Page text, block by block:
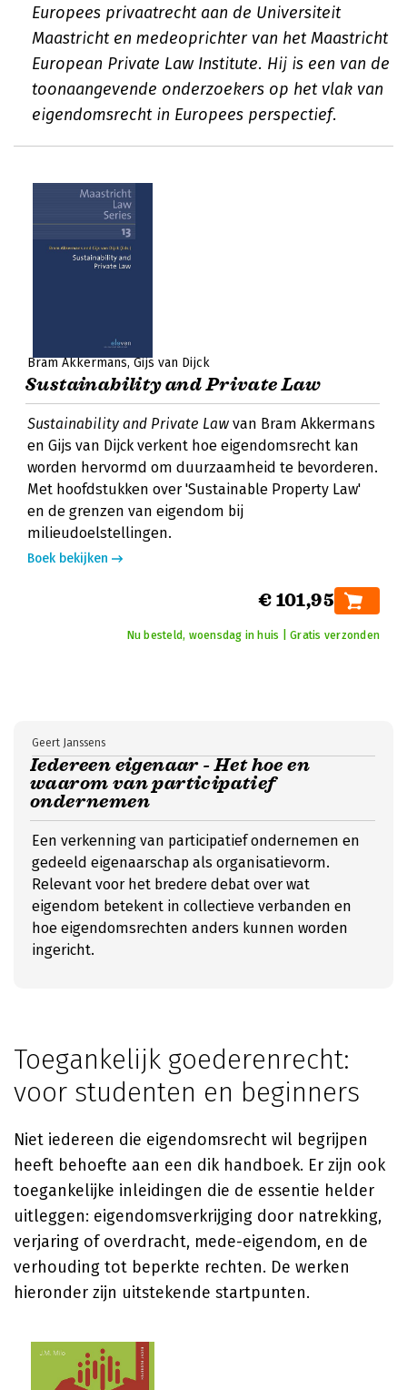
Europees privaatrecht aan de Universiteit
Maastricht en medeoprichter van het Maastricht
European Private Law Institute. Hij is een van de
toonaangevende onderzoekers op het vlak van
eigendomsrecht in Europees perspectief.
Bram Akkermans Gijs van Dijck
Sustainability and Private Law
Sustainability and Private Law van Bram Akkermans
en Gijs van Dijck verkent hoe eigendomsrecht kan
worden hervormd om duurzaamheid te bevorderen.
Met hoofdstukken over 'Sustainable Property Law'
en de grenzen van eigendom bij
milieudoelstellingen.
Boek bekijken
€ 101,95
Nu besteld, woensdag in huis | Gratis verzonden
Iedereen eigenaar - Het hoe en
waarom van participatief
ondernemen
Geert Janssens
Een verkenning van participatief ondernemen en
gedeeld eigenaarschap als organisatievorm.
Relevant voor het bredere debat over wat
eigendom betekent in collectieve verbanden en
hoe eigendomsrechten anders kunnen worden
ingericht.
Toegankelijk goederenrecht:
voor studenten en beginners
Niet iedereen die eigendomsrecht wil begrijpen
heeft behoefte aan een dik handboek. Er zijn ook
toegankelijke inleidingen die de essentie helder
uitleggen: eigendomsverkrijging door natrekking,
verjaring of overdracht, mede-eigendom, en de
verhouding tot beperkte rechten. De werken
hieronder zijn uitstekende startpunten.